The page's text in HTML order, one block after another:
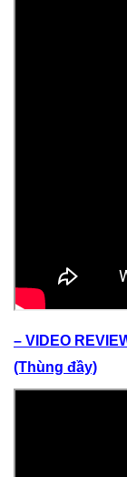
– VIDEO
(Thùng đầy)